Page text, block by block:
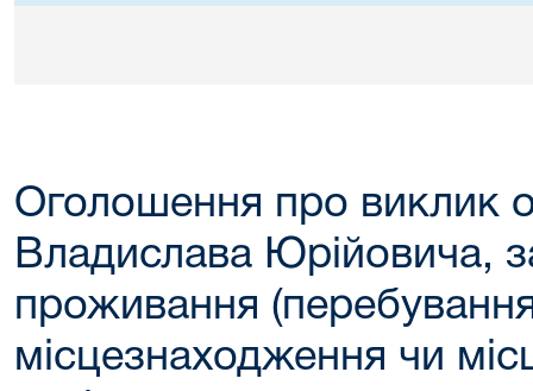
Оголошення про виклик
Владислава Юрійовича,
проживання
місцезнаходження чи